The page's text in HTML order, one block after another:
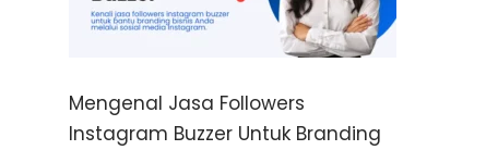
Mengenal Jasa Followers
Instagram Buzzer Untuk Branding